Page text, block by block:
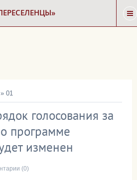
СНОСА
ФОРУМ
КОНТАКТЫ
» 01
голосования за
программе
изменен
(0)